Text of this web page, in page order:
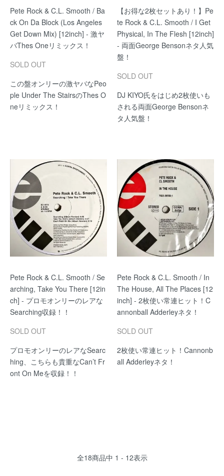
Pete Rock & C.L. Smooth / Ba
ck On Da Block (Los Angeles
Get Down Mix) [12inch] - 激ヤ
バThes Oneリミックス！
SOLD OUT
この盤オンリーの激ヤバなPeo
ple Under The StairsのThes O
neリミックス！
【お得な2枚セットあり！】Pe
te Rock & C.L. Smooth / I Get
Physical, In The Flesh [12inch]
- 両面George Bensonネタ人気
盤！
SOLD OUT
DJ KIYO氏をはじめ2枚使いも
される両面George Bensonネ
タ人気盤！
Pete Rock & C.L. Smooth / Se
arching, Take You There [12in
ch] - プロモオンリーのレアな
Searching収録！！
SOLD OUT
プロモオンリーのレアなSearc
hing、こちらも貴重なCan’t Fr
ont On Meを収録！！
Pete Rock & C.L. Smooth / In
The House, All The Places [12
inch] - 2枚使い常連ヒット！C
annonball Adderleyネタ！
SOLD OUT
2枚使い常連ヒット！Cannonb
all Adderleyネタ！
全18商品中 1 - 12表示